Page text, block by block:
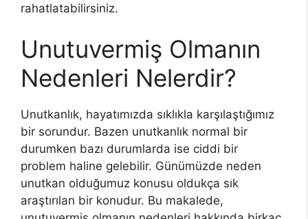
rahatlatabilirsiniz.
Unutuvermiş Olmanın
Nedenleri Nelerdir?
Unutkanlık, hayatımızda sıklıkla karşılaştığımız
bir sorundur. Bazen unutkanlık normal bir
durumken bazı durumlarda ise ciddi bir
problem haline gelebilir. Günümüzde neden
unutkan olduğumuz konusu oldukça sık
araştırılan bir konudur. Bu makalede,